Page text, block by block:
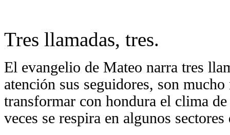
Tres llamadas, tres.
El evangelio de Mateo narra tres
atención sus seguidores, son
transformar con hondura el clima
veces se respira en algunos